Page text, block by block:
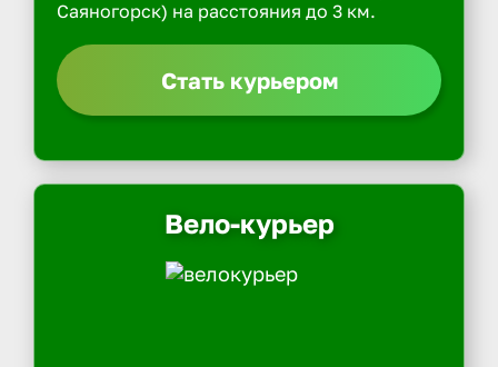
Саяногорск) на расстояния до 3 км.
Стать курьером
Вело-курьер